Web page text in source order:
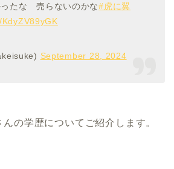
ったな 売らないのかな#虎に翼
September 28, 2024
の学歴についてご紹介します。